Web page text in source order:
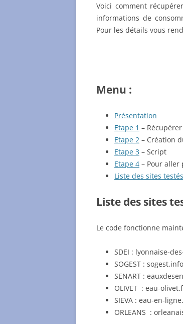
Voici comment
informations de
Pour les détails vous
Menu :
Présentation
Etape 1 –
Etape 2 – Création
Etape 3 – Script
Etape 4 – Pour aller
Liste des sites testés
Liste des sites
Le code fonctionne
SDEI : lyonnaise-
SOGEST :
SENART :
OLIVET : eau-
SIEVA : eau-en-
ORLEANS :